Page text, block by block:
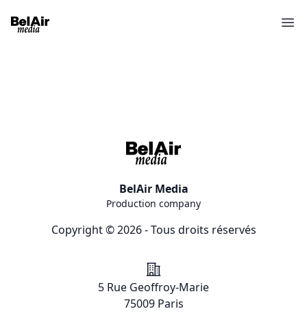
BelAir Media
Production company
Copyright © 2026 - Tous droits réservés
Addresse
5 Rue Geoffroy-Marie
75009 Paris